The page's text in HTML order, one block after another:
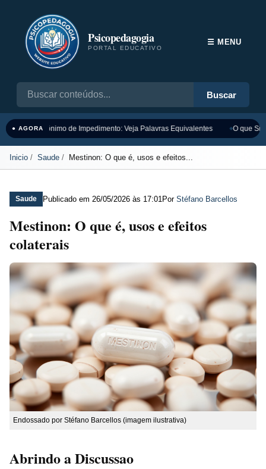
Psicopedagogia
PORTAL EDUCATIVO
Buscar
☰ MENU
● AGORASinônimo de Impedimento: Veja Palavras Equivalentes O que
Inicio Saude Mestinon: O que é, usos e efeitos...
Saude Publicado em 26/05/2026 às 17:01 Por Stéfano Barcellos
Mestinon: O que é, usos e efeitos
colaterais
Endossado por Stéfano Barcellos (imagem ilustrativa)
Abrindo a Discussao